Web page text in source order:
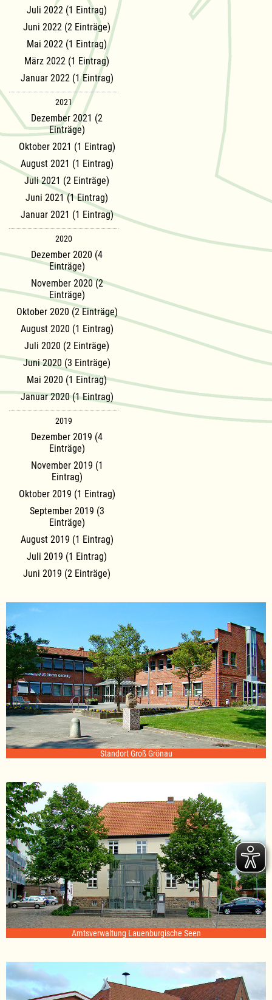
Juli 2022 (1 Eintrag)
Juni 2022 (2 Einträge)
Mai 2022 (1 Eintrag)
März 2022 (1 Eintrag)
Januar 2022 (1 Eintrag)
2021
Dezember 2021 (2
Einträge)
Oktober 2021 (1 Eintrag)
August 2021 (1 Eintrag)
Juli 2021 (2 Einträge)
Juni 2021 (1 Eintrag)
Januar 2021 (1 Eintrag)
2020
Dezember 2020 (4
Einträge)
November 2020 (2
Einträge)
Oktober 2020 (2 Einträge)
August 2020 (1 Eintrag)
Juli 2020 (2 Einträge)
Juni 2020 (3 Einträge)
Mai 2020 (1 Eintrag)
Januar 2020 (1 Eintrag)
2019
Dezember 2019 (4
Einträge)
November 2019 (1
Eintrag)
Oktober 2019 (1 Eintrag)
September 2019 (3
Einträge)
August 2019 (1 Eintrag)
Juli 2019 (1 Eintrag)
Juni 2019 (2 Einträge)
Standort Groß Grönau
Amtsverwaltung Lauenburgische Seen